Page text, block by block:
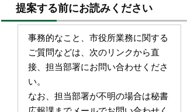
提案する前にお読みください
事務的なこと、市役所業務に関する
ご質問などは、次のリンクから直
接、担当部署にお問い合わせくださ
い。
なお、担当部署が不明の場合は秘書